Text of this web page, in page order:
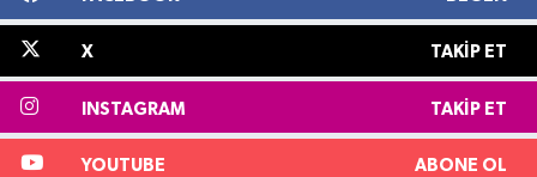
X TAKIP ET
INSTAGRAM TAKIP ET
YOUTUBE ABONE OL